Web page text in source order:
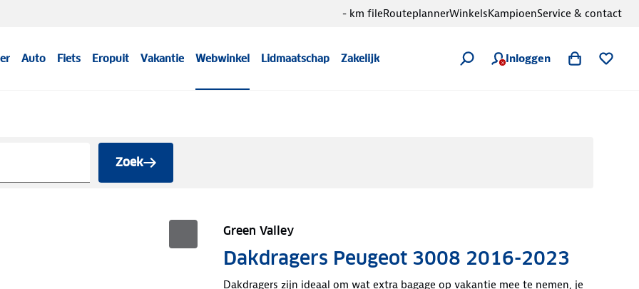
Auto Fiets Eropuit Vakantie Webwinkel Lidmaatschap Zakelijk Inloggen
- km fileRouteplannerWinkelsKampioenService & contact
Zoek
Green Valley
Dakdragers Peugeot 3008 2016-2023
Dakdragers zijn ideaal om wat extra bagage op vakantie mee te nemen, je